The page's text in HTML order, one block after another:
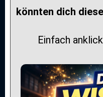
könnten dich
Einfach